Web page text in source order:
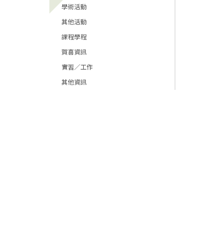
學術活動
其他活動
課程學程
賀喜資訊
實習／工作
其他資訊